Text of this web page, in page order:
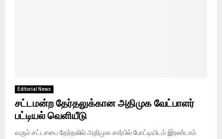
Editorial News
சட்டமன்ற தேர்தலுக்கான அதிமுக வேட்பாளர்
பட்டியல் வெளியீடு
வரும் சட்டசபை தேர்தலில் அதிமுக சார்பில் போட்டியிடம் இரண்டாம்